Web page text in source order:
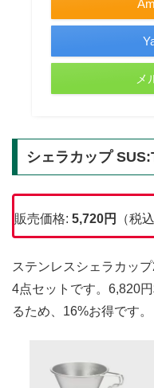
メ
シェラカップ
販売価格: 5,720円 （税
ステンレスシェラカッ
4点セットです。6,820
るため、16%お得です。